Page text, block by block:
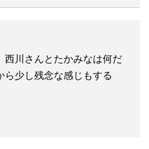
西川さんとたかみなは何だ
ら少し残念な感じもする